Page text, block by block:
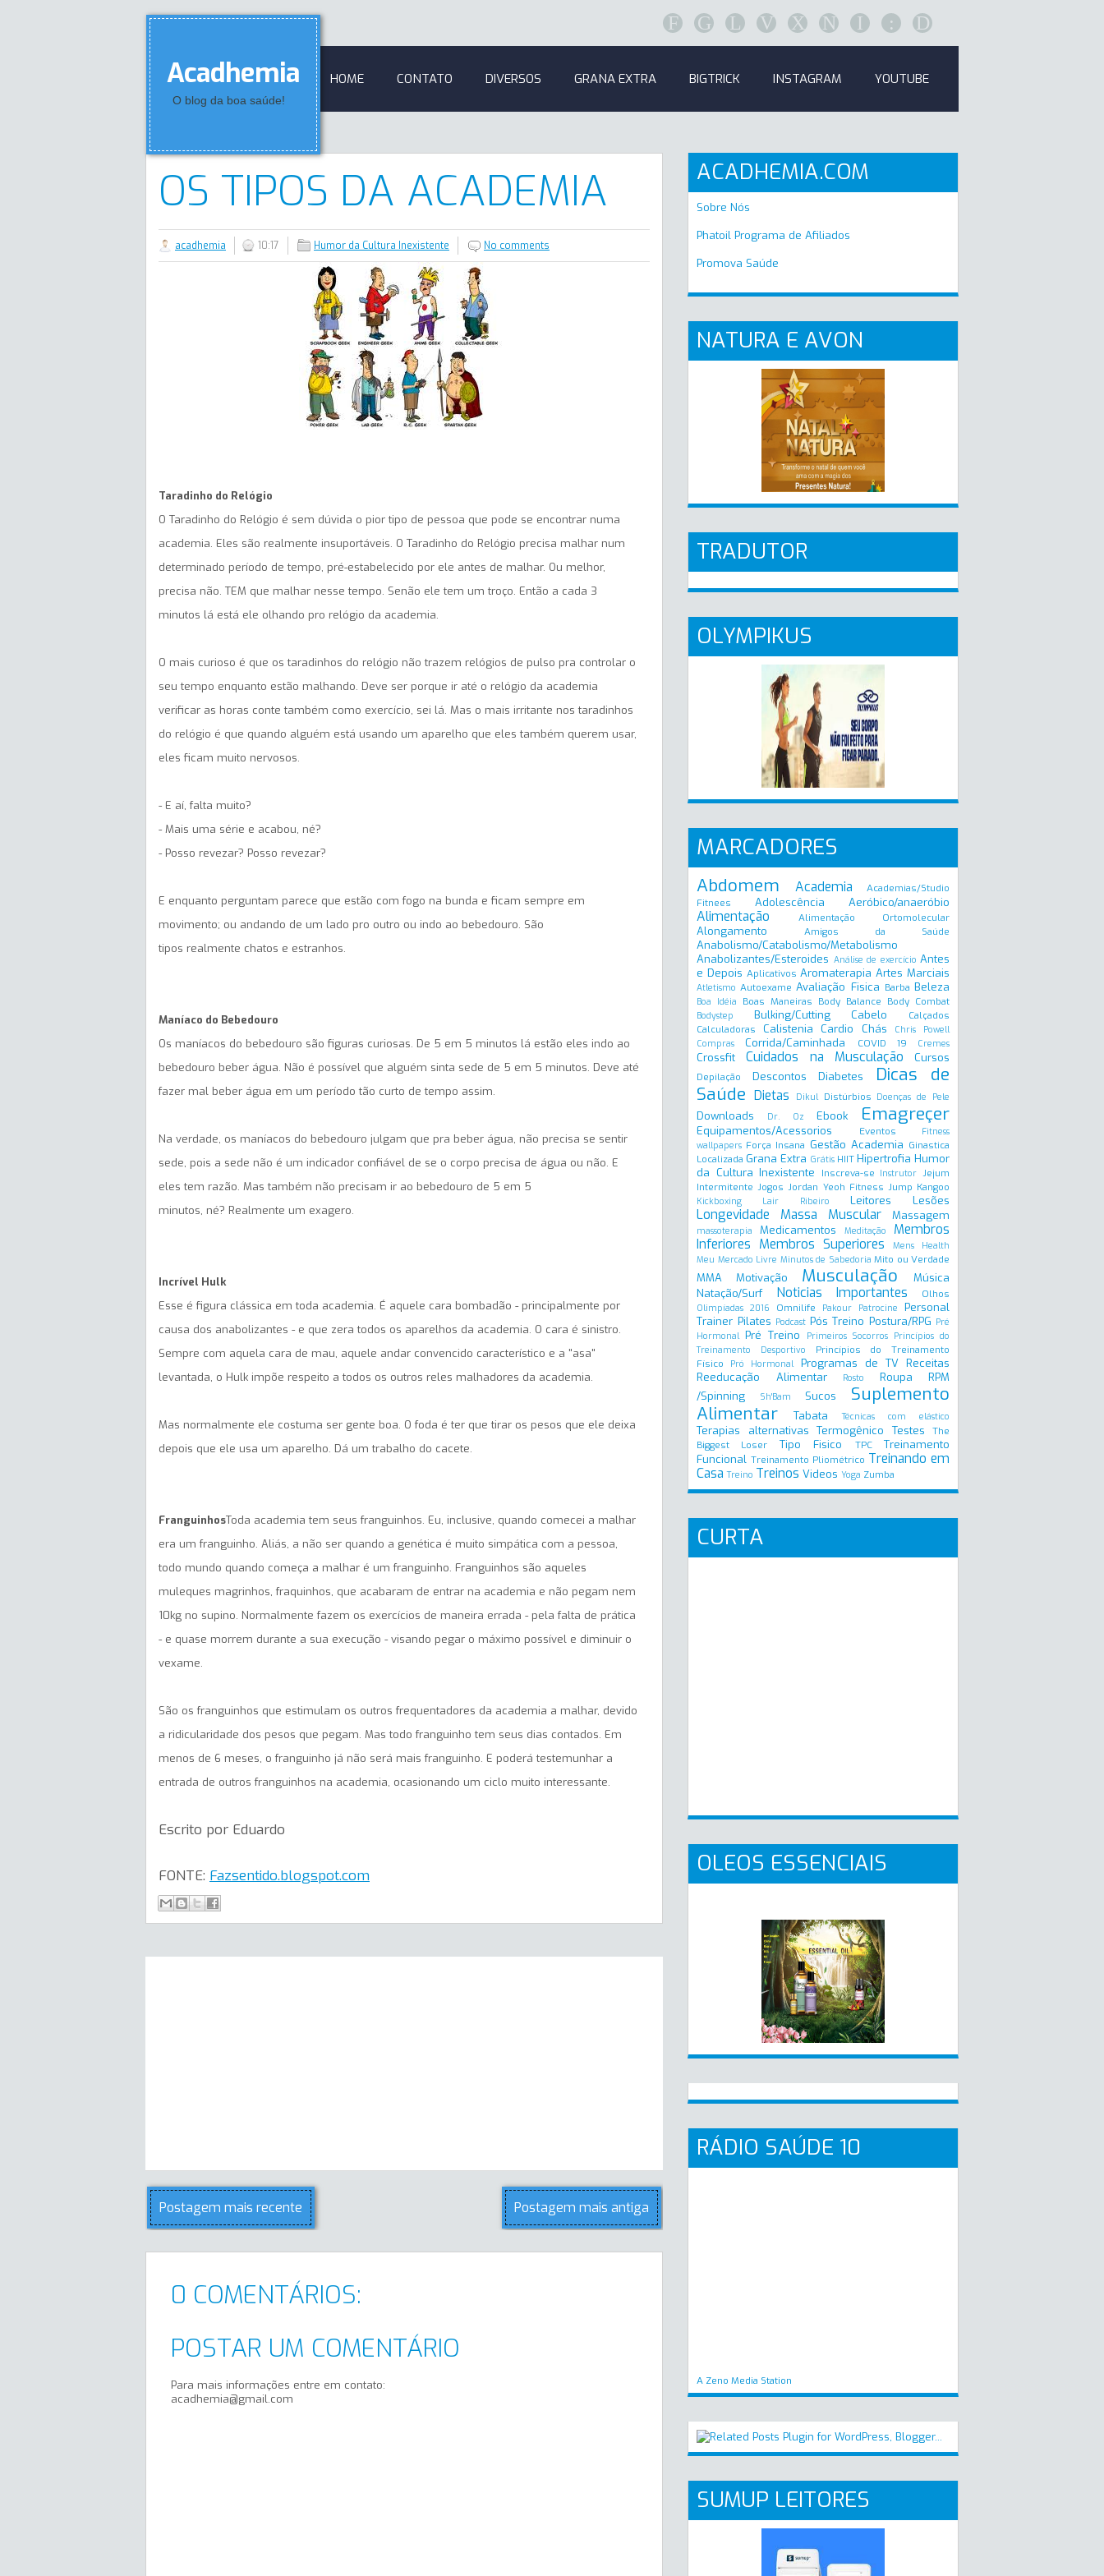
F G L V X N I : D
Acadhemia
O blog da boa saúde!
HOME CONTATO DIVERSOS GRANA EXTRA BIGTRICK INSTAGRAM YOUTUBE
OS TIPOS DA ACADEMIA
acadhemia 10:17 Humor da Cultura Inexistente No comments
Taradinho do Relógio
O Taradinho do Relógio é sem dúvida o pior tipo de pessoa que pode se encontrar numa
academia. Eles são realmente insuportáveis. O Taradinho do Relógio precisa malhar num
determinado período de tempo, pré-estabelecido por ele antes de malhar. Ou melhor,
precisa não. TEM que malhar nesse tempo. Senão ele tem um troço. Então a cada 3
minutos lá está ele olhando pro relógio da academia.
O mais curioso é que os taradinhos do relógio não trazem relógios de pulso pra controlar o
seu tempo enquanto estão malhando. Deve ser porque ir até o relógio da academia
verificar as horas conte também como exercício, sei lá. Mas o mais irritante nos taradinhos
do relógio é que quando alguém está usando um aparelho que eles também querem usar,
eles ficam muito nervosos.
- E aí, falta muito?
- Mais uma série e acabou, né?
- Posso revezar? Posso revezar?
E enquanto perguntam parece que estão com fogo na bunda e ficam sempre em
movimento; ou andando de um lado pro outro ou indo ao bebedouro. São
tipos realmente chatos e estranhos.
Maníaco do Bebedouro
Os maníacos do bebedouro são figuras curiosas. De 5 em 5 minutos lá estão eles indo ao
bebedouro beber água. Não é possível que alguém sinta sede de 5 em 5 minutos. Deve até
fazer mal beber água em um período tão curto de tempo assim.
Na verdade, os maníacos do bebedouro julgam que pra beber água, não precisa se sentir
sede, pois a sede não é um indicador confiável de se o corpo precisa de água ou não. E
eles tem razão. Mas também não precisam ir ao bebedouro de 5 em 5
minutos, né? Realmente um exagero.
Incrível Hulk
Esse é figura clássica em toda academia. É aquele cara bombadão - principalmente por
causa dos anabolizantes - e que zera todos os aparelhos da academia. O cara é sinistro.
Sempre com aquela cara de mau, aquele andar convencido característico e a "asa"
levantada, o Hulk impõe respeito a todos os outros reles malhadores da academia.
Mas normalmente ele costuma ser gente boa. O foda é ter que tirar os pesos que ele deixa
depois que ele usa um aparelho. Dá um trabalho do cacete.
FranguinhosToda academia tem seus franguinhos. Eu, inclusive, quando comecei a malhar
era um franguinho. Aliás, a não ser quando a genética é muito simpática com a pessoa,
todo mundo quando começa a malhar é um franguinho. Franguinhos são aqueles
muleques magrinhos, fraquinhos, que acabaram de entrar na academia e não pegam nem
10kg no supino. Normalmente fazem os exercícios de maneira errada - pela falta de prática
- e quase morrem durante a sua execução - visando pegar o máximo possível e diminuir o
vexame.
São os franguinhos que estimulam os outros frequentadores da academia a malhar, devido
a ridicularidade dos pesos que pegam. Mas todo franguinho tem seus dias contados. Em
menos de 6 meses, o franguinho já não será mais franguinho. E poderá testemunhar a
entrada de outros franguinhos na academia, ocasionando um ciclo muito interessante.
Escrito por Eduardo
FONTE: Fazsentido.blogspot.com
Postagem mais recente Postagem mais antiga
0 COMENTÁRIOS:
POSTAR UM COMENTÁRIO
Para mais informações entre em contato:
acadhemia@gmail.com
ACADHEMIA.COM
Sobre Nós
Phatoil Programa de Afiliados
Promova Saúde
NATURA E AVON
TRADUTOR
OLYMPIKUS
MARCADORES
Abdomem Academia
Academias/Studio
Fitnees
Adolescência Aeróbico/anaeróbio
Alimentação Alimentação Ortomolecular
Alongamento Amigos da Saúde
Anabolismo/Catabolismo/Metabolismo
Anabolizantes/Esteroides Análise de exercício Antes
e Depois Aplicativos Aromaterapia Artes Marciais
Atletismo Autoexame Avaliação Fisica Barba Beleza
Boa Idéia Boas Maneiras Body Balance Body Combat
Bodystep Bulking/Cutting Cabelo
Calçados
Calculadoras
Calistenia Cardio Chás
Chris Powell
Compras
Corrida/Caminhada COVID 19 Cremes
Crossfit Cuidados na Musculação Cursos
Depilação Descontos Diabetes
Dicas de
Saúde Dietas Dikul Distúrbios Doenças de Pele
Downloads Dr. Oz Ebook Emagreçer
Equipamentos/Acessorios Eventos
Fitness
wallpapers Força Insana Gestão Academia Ginastica
Localizada Grana Extra Grátis HIITHipertrofia Humor
da Cultura Inexistente
Inscreva-se Instrutor Jejum
Intermitente Jogos Jordan Yeoh Fitness Jump Kangoo
Kickboxing Lair Ribeiro Leitores Lesões
Longevidade Massa Muscular Massagem
massoterapia Medicamentos Meditação
Membros
Inferiores Membros Superiores
Mens Health
Meu Mercado Livre Minutos de Sabedoria Mito ou Verdade
MMA Motivação Musculação
Música
Natação/Surf
Noticias Importantes Olhos
Olimpíadas 2016 Omnilife Pakour Patrocine
Personal
Trainer Pilates Podcast Pós Treino Postura/RPG Pré
Hormonal Pré Treino Primeiros Socorros
Princípios do
Treinamento Desportivo
Princípios do Treinamento
Físico
Pró Hormonal Programas de TV Receitas
Reeducação Alimentar
Rosto Roupa
RPM
/Spinning
Sh'Bam Sucos
Suplemento
Alimentar
Tabata Técnicas com elástico
Terapias alternativas Termogênico Testes
The
Biggest Loser
Tipo Fisico TPC
Treinamento
Funcional Treinamento Pliométrico Treinando em
Casa Treino Treinos Videos Yoga Zumba
CURTA
OLEOS ESSENCIAIS
RÁDIO SAÚDE 10
A Zeno Media Station
SUMUP LEITORES